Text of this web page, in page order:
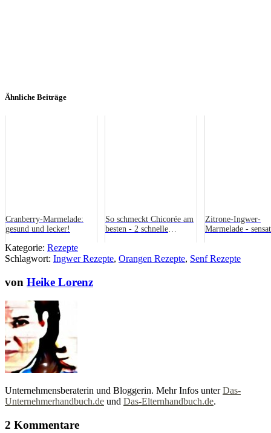
Ähnliche Beiträge
Cranberry-Marmelade:
gesund und lecker!
So schmeckt Chicorée am
besten - 2 schnelle
Zitrone-Ingwer-
Marmelade -
Kategorie: Rezepte
Schlagwort: Ingwer Rezepte, Orangen Rezepte, Senf Rezepte
von Heike Lorenz
Unternehmensberaterin und Bloggerin. Mehr Infos unterDas-
Unternehmerhandbuch.de und Das-Elternhandbuch.de.
2 Kommentare